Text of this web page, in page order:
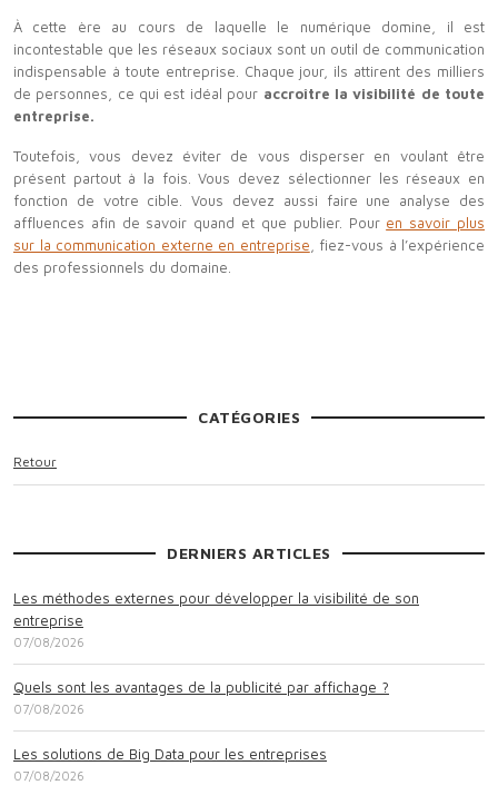
À cette ère au cours de laquelle le numérique domine, il est
incontestable que les réseaux sociaux sont un outil de communication
indispensable à toute entreprise. Chaque jour, ils attirent des milliers
de personnes, ce qui est idéal pour accroître la visibilité de toute
entreprise.
Toutefois, vous devez éviter de vous disperser en voulant être
présent partout à la fois. Vous devez sélectionner les réseaux en
fonction de votre cible. Vous devez aussi faire une analyse des
affluences afin de savoir quand et que publier. Pour en savoir plus
sur la communication externe en entreprise, fiez-vous à l’expérience
des professionnels du domaine.
CATÉGORIES
Retour
DERNIERS ARTICLES
Les méthodes externes pour développer la visibilité de son
entreprise
07/08/2026
Quels sont les avantages de la publicité par affichage ?
07/08/2026
Les solutions de Big Data pour les entreprises
07/08/2026